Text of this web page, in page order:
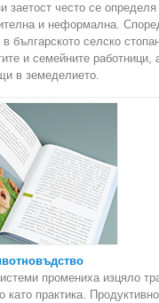
заетост често се
и неформална.
в българското селско
и семейните работници,
в земеделието.
промениха изцяло
като практика.